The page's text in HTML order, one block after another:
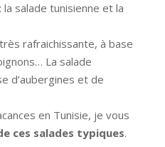
salade tunisienne et la
rafraichissante, à base
La salade
d’aubergines et de
en Tunisie, je vous
ces salades typiques.